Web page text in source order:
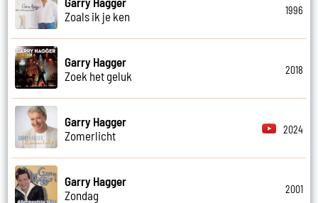
Zoals ik je ken
1996
Garry Hagger
Zoek het geluk
2018
Garry Hagger
Zomerlicht
2024
Garry Hagger
Zondag
2001